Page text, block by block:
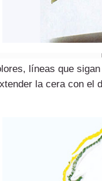
líneas que
la cera con el